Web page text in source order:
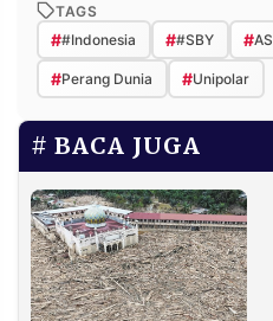
TAGS
##Indonesia ##SBY #AS
#Perang Dunia #Unipolar
BACA JUGA